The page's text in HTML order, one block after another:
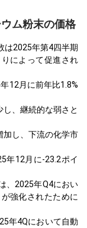
ム粉末の価格
は2025年第4四半期
によって促進され
12月に前年比1.8%
、継続的な弱さと
加し、下流の化学市
年12月に-23.2ポイ
、2025年Q4におい
強化されたために
年4Qにおいて自動